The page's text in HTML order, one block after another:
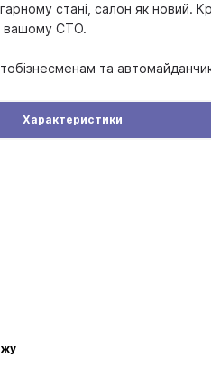
стані, салон як новий.
вашому СТО.
та
Характеристики